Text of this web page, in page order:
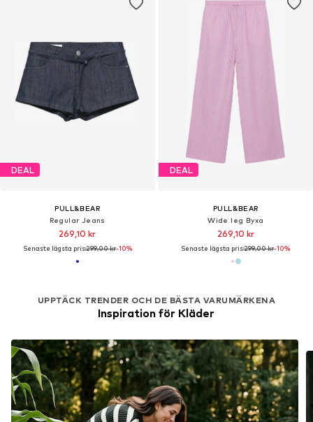
DEAL
PULL&BEAR
Regular Jeans
269,10 kr
Senaste lägsta pris:299,00 kr-10%
DEAL
PULL&BEAR
Wide leg Byxa
269,10 kr
Senaste lägsta pris:299,00 kr-10%
UPPTÄCK TRENDER OCH DE BÄSTA VARUMÄRKENA
Inspiration för Kläder